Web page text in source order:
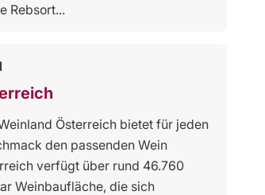
Rebsort...
Österreich bietet für jeden
den passenden Wein
verfügt über rund 46.760
Weinbaufläche, die sich